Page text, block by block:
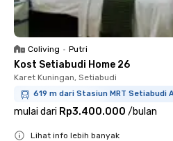
Coliving • Putri
Kost Setiabudi Home 26
Karet Kuningan, Setiabudi
619 m dari Stasiun MRT Setiabudi
mulai dari Rp3.400.000 /bulan
Lihat info lebih banyak